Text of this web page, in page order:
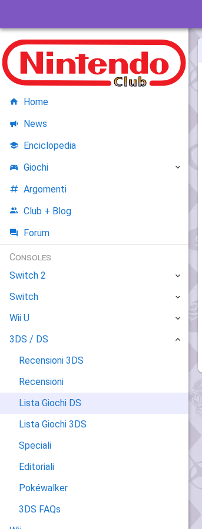
Home
News
Enciclopedia
Giochi
Argomenti
Club + Blog
Forum
Consoles
Switch 2
Switch
Wii U
3DS / DS
Recensioni 3DS
Recensioni
Lista Giochi DS
Lista Giochi 3DS
Speciali
Editoriali
Pokéwalker
3DS FAQs